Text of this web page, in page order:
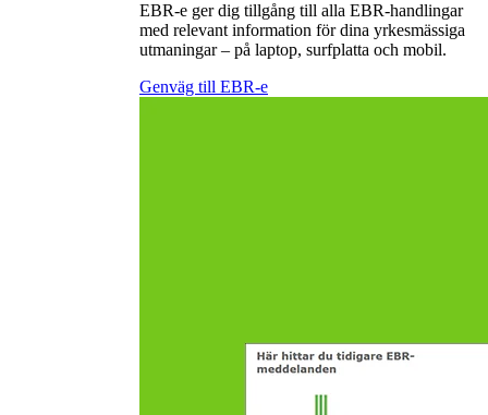
EBR-e ger dig tillgång till alla EBR-handlingar
med relevant information för dina yrkesmässiga
utmaningar – på laptop, surfplatta och mobil.
Genväg till EBR-e